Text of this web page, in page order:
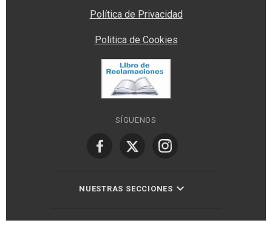
Política de Privacidad
Politica de Cookies
SÍGUENOS
NUESTRAS SECCIONES